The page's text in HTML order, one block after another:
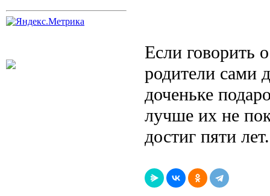
Если говорить
родители сами
доченьке
лучше их не
достиг пяти лет.